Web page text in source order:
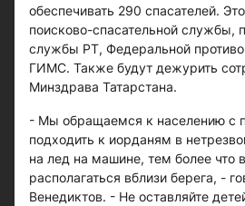
обеспечивать 290 спасателей.
поисково-спасательной службы,
службы РТ, Федеральной
ГИМС. Также будут дежурить
Минздрава Татарстана.
- Мы обращаемся к населению с
подходить к иорданям в
на лед на машине, тем более что
располагаться вблизи берега, -
Венедиктов. - Не оставляйте